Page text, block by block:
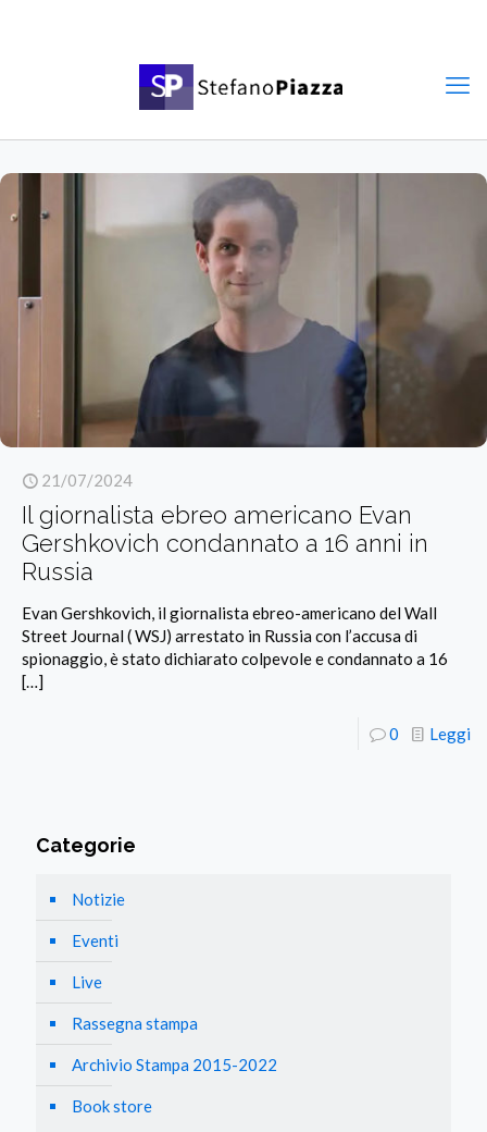
21/07/2024
Il giornalista ebreo americano Evan
Gershkovich condannato a 16 anni in
Russia
Evan Gershkovich, il giornalista ebreo-americano del Wall
Street Journal ( WSJ) arrestato in Russia con l’accusa di
spionaggio, è stato dichiarato colpevole e condannato a 16
[…]
0 Leggi
Categorie
Notizie
Eventi
Live
Rassegna stampa
Archivio Stampa 2015-2022
Book store